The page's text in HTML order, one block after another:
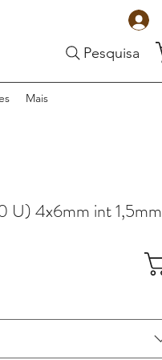
Pesquisa
Mais
4x6mm int 1,5mm